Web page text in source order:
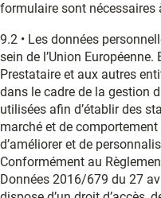
formulaire sont nécessaires
9.2 • Les données
sein de l’Union
Prestataire et aux autres
dans le cadre de la gestion
utilisées afin d’établir des
marché et de
d’améliorer et de
Conformément au
Données 2016/679 du 27